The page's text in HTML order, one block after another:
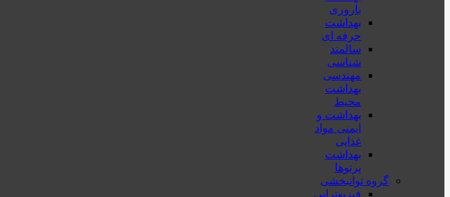
باروری
بهداشت
حرفه ای
سالمند
شناسی
مهندسی
بهداشت
محيط
بهداشت و
ایمنی مواد
غذایی
بهداشت
پرتوها
گروه توانبخشی
فیزیوتراپی